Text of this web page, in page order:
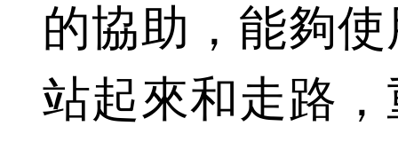
的協助，能夠
站起來和走路